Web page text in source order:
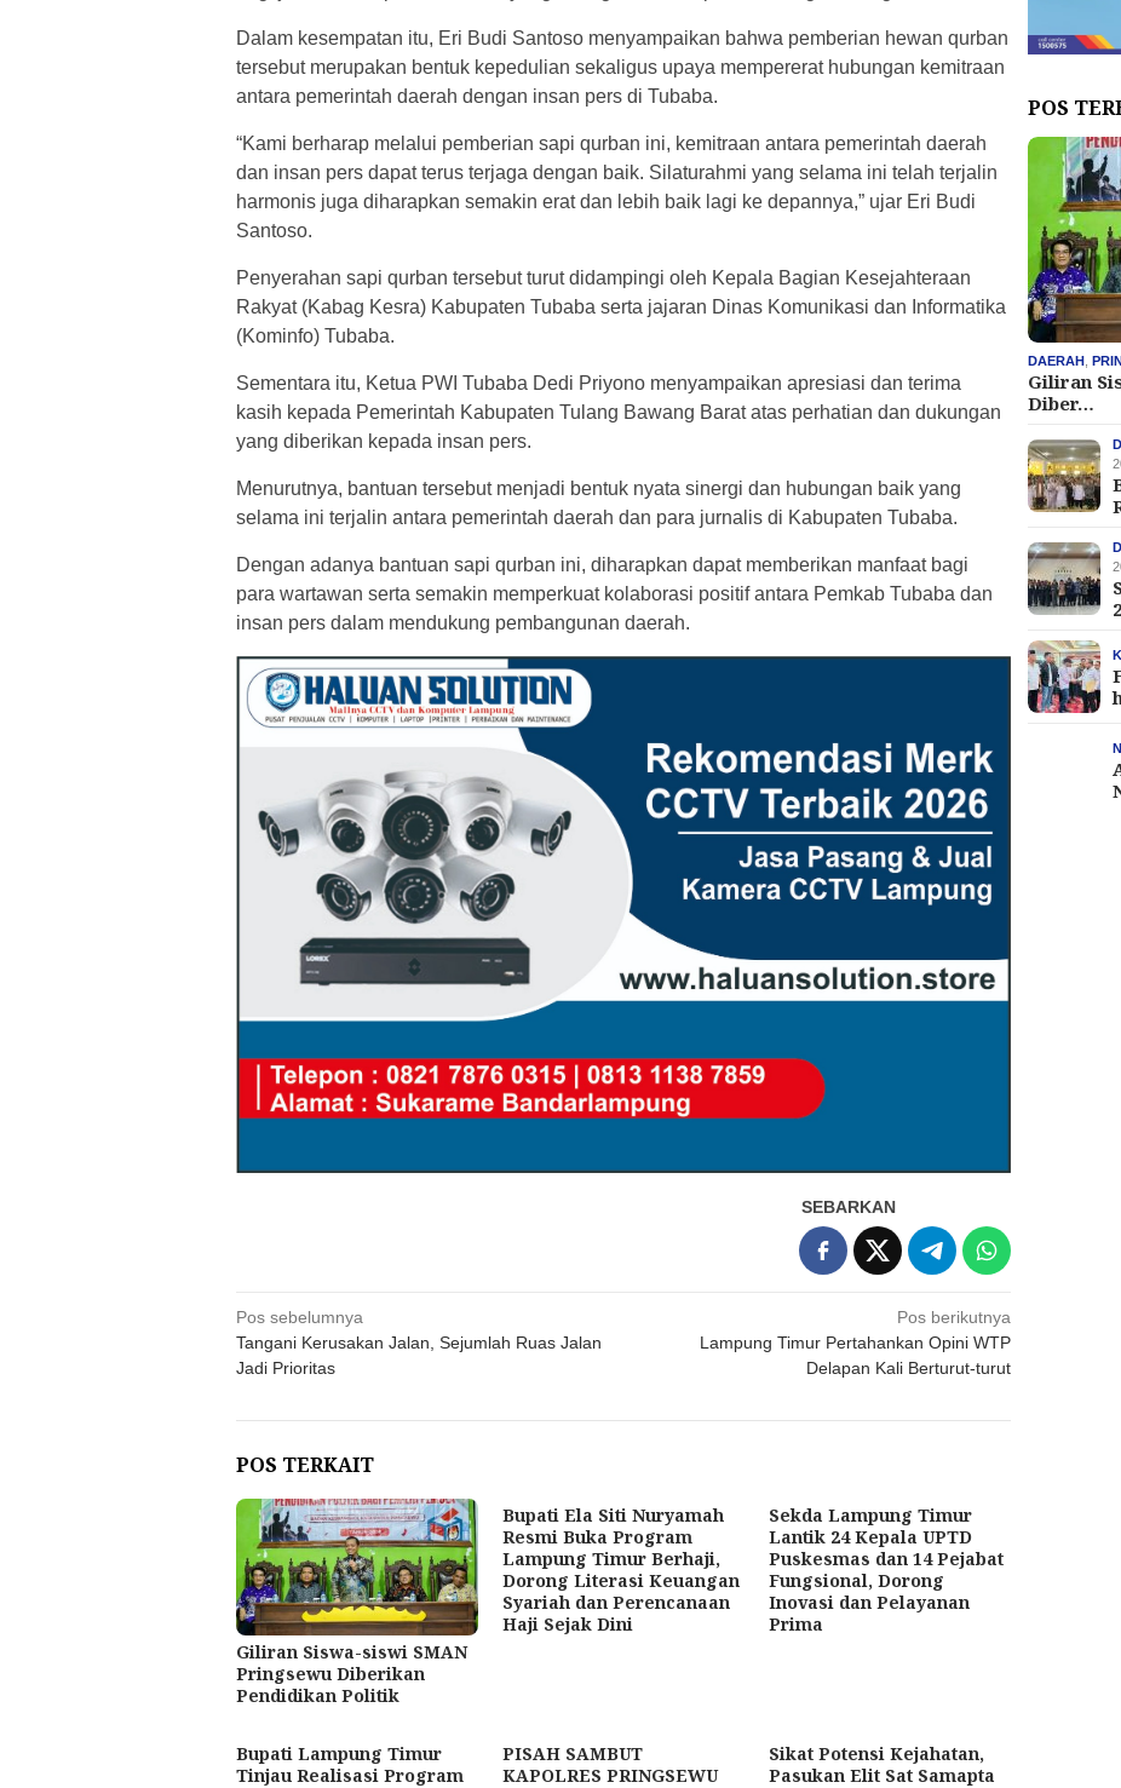
Dalam kesempatan itu, Eri Budi Santoso menyampaikan bahwa pemberian hewan qurban
tersebut merupakan bentuk kepedulian sekaligus upaya mempererat hubungan kemitraan
antara pemerintah daerah dengan insan pers di Tubaba.
“Kami berharap melalui pemberian sapi qurban ini, kemitraan antara pemerintah daerah
dan insan pers dapat terus terjaga dengan baik. Silaturahmi yang selama ini telah terjalin
harmonis juga diharapkan semakin erat dan lebih baik lagi ke depannya,” ujar Eri Budi
Santoso.
Penyerahan sapi qurban tersebut turut didampingi oleh Kepala Bagian Kesejahteraan
Rakyat (Kabag Kesra) Kabupaten Tubaba serta jajaran Dinas Komunikasi dan Informatika
(Kominfo) Tubaba.
Sementara itu, Ketua PWI Tubaba Dedi Priyono menyampaikan apresiasi dan terima
kasih kepada Pemerintah Kabupaten Tulang Bawang Barat atas perhatian dan dukungan
yang diberikan kepada insan pers.
Menurutnya, bantuan tersebut menjadi bentuk nyata sinergi dan hubungan baik yang
selama ini terjalin antara pemerintah daerah dan para jurnalis di Kabupaten Tubaba.
Dengan adanya bantuan sapi qurban ini, diharapkan dapat memberikan manfaat bagi
para wartawan serta semakin memperkuat kolaborasi positif antara Pemkab Tubaba dan
insan pers dalam mendukung pembangunan daerah.
SEBARKAN
Navigasi
pos
Pos sebelumnya
Tangani Kerusakan Jalan, Sejumlah Ruas Jalan
Jadi Prioritas
Pos berikutnya
Lampung Timur Pertahankan Opini WTP
Delapan Kali Berturut-turut
POS TERKAIT
Giliran Siswa-siswi SMAN
Pringsewu Diberikan
Pendidikan Politik
Bupati Ela Siti Nuryamah
Resmi Buka Program
Lampung Timur Berhaji,
Dorong Literasi Keuangan
Syariah dan Perencanaan
Haji Sejak Dini
Sekda Lampung Timur
Lantik 24 Kepala UPTD
Puskesmas dan 14 Pejabat
Fungsional, Dorong
Inovasi dan Pelayanan
Prima
Bupati Lampung Timur
Tinjau Realisasi Program
PISAH SAMBUT
KAPOLRES PRINGSEWU
Sikat Potensi Kejahatan,
Pasukan Elit Sat Samapta
POS
DAERAH ,
Giliran
Diber…